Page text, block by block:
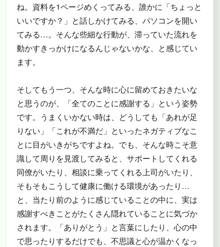
ね。資料を1ページめくってみる、誰かに「ちょっと
いいですか？」と話しかけてみる、パソコンを開い
てみる…。そんな些細な行動が、滞っていた流れを
動かすきっかけになるんじゃないかな、と感じてい
ます。
そしてもう一つ、そんな時に心に留めておきたいな
と思うのが、「全てのことに感謝する」という姿勢
です。うまくいかない時は、どうしても「あれが足
りない」「これが不満だ」といったネガティブなこ
とに目がいきがちですよね。でも、そんな時こそ意
識して周りを見渡してみると、サポートしてくれる
同僚がいたり、相談に乗ってくれる上司がいたり、
そもそもこうして健康に働ける環境があったり…
と、当たり前のように感じていることの中に、実は
感謝すべきことがたくさん隠れていることに気づか
されます。「ありがとう」と言葉にしたり、心の中
で思ったりするだけでも、不思議と心が温かくなっ